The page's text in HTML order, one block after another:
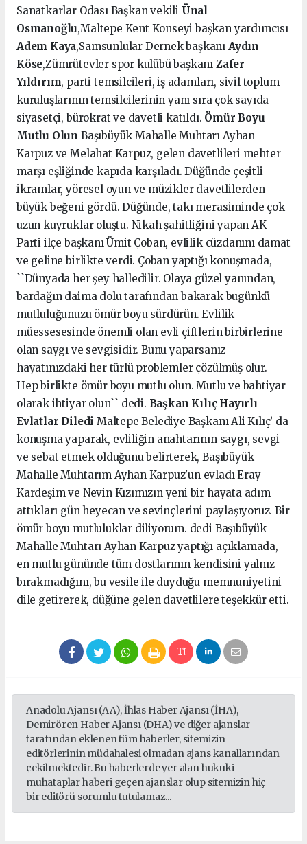
Sanatkarlar Odası Başkan vekili Ünal
Osmanoğlu,Maltepe Kent Konseyi başkan yardımcısı
Adem Kaya,Samsunlular Dernek başkanı Aydın
Köse,Zümrütevler spor kulübü başkanı Zafer
Yıldırım, parti temsilcileri, iş adamları, sivil toplum
kuruluşlarının temsilcilerinin yanı sıra çok sayıda
siyasetçi, bürokrat ve davetli katıldı. Ömür Boyu
Mutlu Olun Başıbüyük Mahalle Muhtarı Ayhan
Karpuz ve Melahat Karpuz, gelen davetlileri mehter
marşı eşliğinde kapıda karşıladı. Düğünde çeşitli
ikramlar, yöresel oyun ve müzikler davetlilerden
büyük beğeni gördü. Düğünde, takı merasiminde çok
uzun kuyruklar oluştu. Nikah şahitliğini yapan AK
Parti ilçe başkanı Ümit Çoban, evlilik cüzdanını damat
ve geline birlikte verdi. Çoban yaptığı konuşmada,
``Dünyada her şey halledilir. Olaya güzel yanından,
bardağın daima dolu tarafından bakarak bugünkü
mutluluğunuzu ömür boyu sürdürün. Evlilik
müessesesinde önemli olan evli çiftlerin birbirlerine
olan saygı ve sevgisidir. Bunu yaparsanız
hayatınızdaki her türlü problemler çözülmüş olur.
Hep birlikte ömür boyu mutlu olun. Mutlu ve bahtiyar
olarak ihtiyar olun`` dedi. Başkan Kılıç Hayırlı
Evlatlar Diledi Maltepe Belediye Başkanı Ali Kılıç’ da
konuşma yaparak, evliliğin anahtarının saygı, sevgi
ve sebat etmek olduğunu belirterek, Başıbüyük
Mahalle Muhtarım Ayhan Karpuz'un evladı Eray
Kardeşim ve Nevin Kızımızın yeni bir hayata adım
attıkları gün heyecan ve sevinçlerini paylaşıyoruz. Bir
ömür boyu mutluluklar diliyorum. dedi Başıbüyük
Mahalle Muhtarı Ayhan Karpuz yaptığı açıklamada,
en mutlu gününde tüm dostlarının kendisini yalnız
bırakmadığını, bu vesile ile duyduğu memnuniyetini
dile getirerek, düğüne gelen davetlilere teşekkür etti.
Anadolu Ajansı (AA), İhlas Haber Ajansı (İHA),
Demirören Haber Ajansı (DHA) ve diğer ajanslar
tarafından eklenen tüm haberler, sitemizin
editörlerinin müdahalesi olmadan ajans kanallarından
çekilmektedir. Bu haberlerde yer alan hukuki
muhataplar haberi geçen ajanslar olup sitemizin hiç
bir editörü sorumlu tutulamaz...